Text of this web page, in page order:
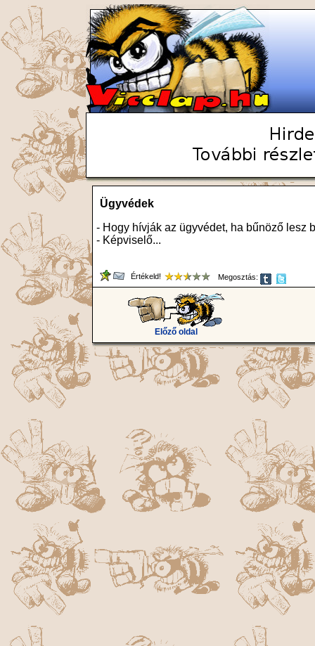
Ügyvédek
- Hogy hívják az ügyvédet, ha bűnöző lesz
- Képviselő...
Értékeld! Megosztás:
Előző oldal